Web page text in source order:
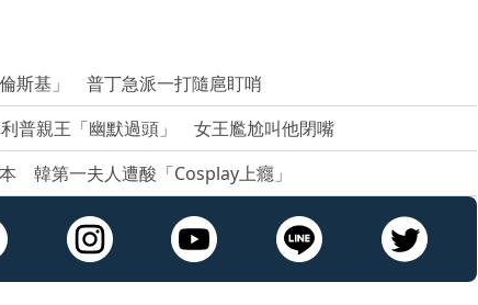
斯基」 普丁急派一打隨扈盯哨
普親王「幽默過頭」 女王尷尬叫他閉嘴
韓第一夫人遭酸「Cosplay上癮」